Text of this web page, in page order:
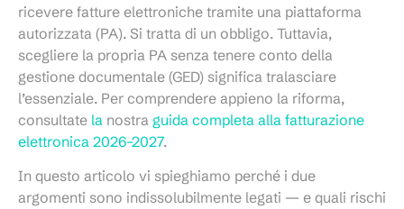
ricevere fatture elettroniche tramite una piattaforma
autorizzata (PA). Si tratta di un obbligo. Tuttavia,
scegliere la propria PA senza tenere conto della
gestione documentale (GED) significa tralasciare
l’essenziale. Per comprendere appieno la riforma,
consultate la nostra guida completa alla fatturazione
elettronica 2026–2027.
In questo articolo vi spieghiamo perché i due
argomenti sono indissolubilmente legati — e quali rischi